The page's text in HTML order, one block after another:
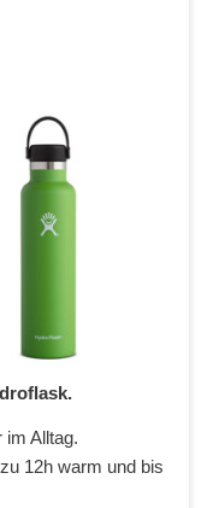
im Alltag.
12h warm und bis